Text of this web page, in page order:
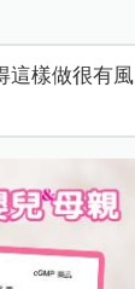
這樣做很有風